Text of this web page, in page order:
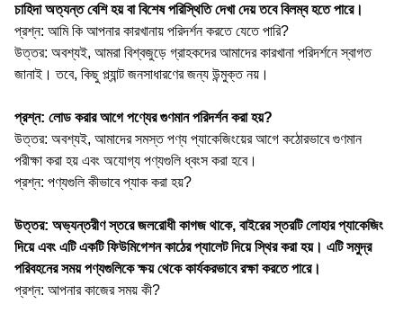
চাহিদা অত্যন্ত বেশি হয় বা বিশেষ পরিস্থিতি দেখা দেয় তবে বিলম্ব হতে পারে।
প্রশ্ন: আমি কি আপনার কারখানায় পরিদর্শন করতে যেতে পারি?
উত্তর: অবশ্যই, আমরা বিশ্বজুড়ে গ্রাহকদের আমাদের কারখানা পরিদর্শনে স্বাগত
জানাই। তবে, কিছু প্ল্যান্ট জনসাধারণের জন্য উন্মুক্ত নয়।
প্রশ্ন: লোড করার আগে পণ্যের গুণমান পরিদর্শন করা হয়?
উত্তর: অবশ্যই, আমাদের সমস্ত পণ্য প্যাকেজিংয়ের আগে কঠোরভাবে গুণমান
পরীক্ষা করা হয় এবং অযোগ্য পণ্যগুলি ধ্বংস করা হবে।
প্রশ্ন: পণ্যগুলি কীভাবে প্যাক করা হয়?
উত্তর: অভ্যন্তরীণ স্তরে জলরোধী কাগজ থাকে, বাইরের স্তরটি লোহার প্যাকেজিং
দিয়ে এবং এটি একটি ফিউমিগেশন কাঠের প্যালেট দিয়ে স্থির করা হয়। এটি সমুদ্র
পরিবহনের সময় পণ্যগুলিকে ক্ষয় থেকে কার্যকরভাবে রক্ষা করতে পারে।
প্রশ্ন: আপনার কাজের সময় কী?